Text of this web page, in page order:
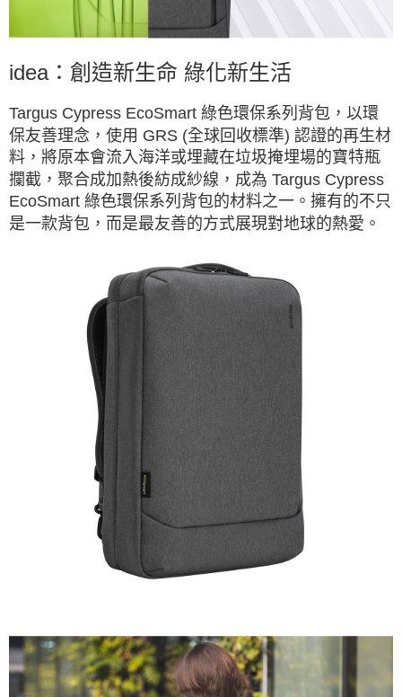
idea：創造新生命 綠化新生活
Targus Cypress EcoSmart 綠色環保系列背包，以環
保友善理念，使用 GRS (全球回收標準) 認證的再生材
料，將原本會流入海洋或埋藏在垃圾掩埋場的寶特瓶
攔截，聚合成加熱後紡成紗線，成為 Targus Cypress
EcoSmart 綠色環保系列背包的材料之一。擁有的不只
是一款背包，而是最友善的方式展現對地球的熱愛。